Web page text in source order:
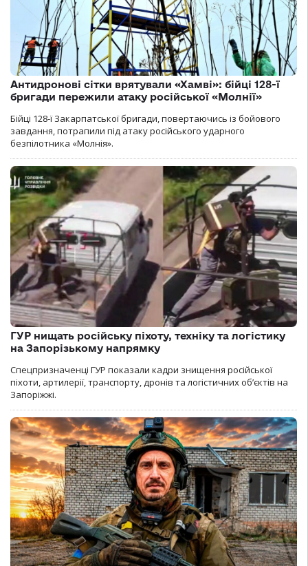
Антидронові сітки врятували «Хамві»: бійці 128-ї
бригади пережили атаку російської «Молнії»
Бійці 128-ї Закарпатської бригади, повертаючись із бойового
завдання, потрапили під атаку російського ударного
безпілотника «Молнія».
ГУР нищать російську піхоту, техніку та логістику
на Запорізькому напрямку
Спецпризначенці ГУР показали кадри знищення російської
піхоти, артилерії, транспорту, дронів та логістичних об’єктів на
Запоріжжі.